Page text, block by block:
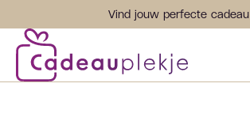
Vind jouw perfecte cadeau